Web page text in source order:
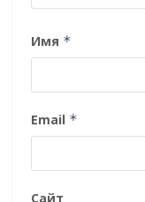
Имя *
Email *
Сайт